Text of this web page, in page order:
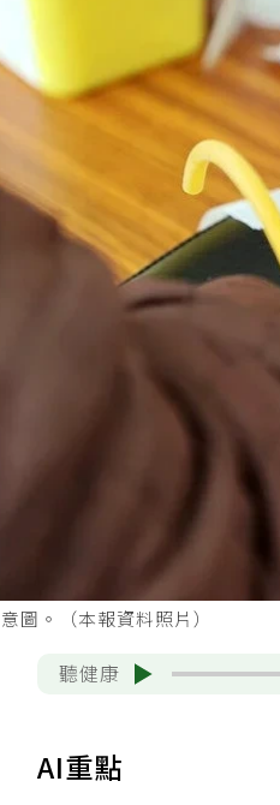
圖。（本報資料照片）
聽健康
AI重點